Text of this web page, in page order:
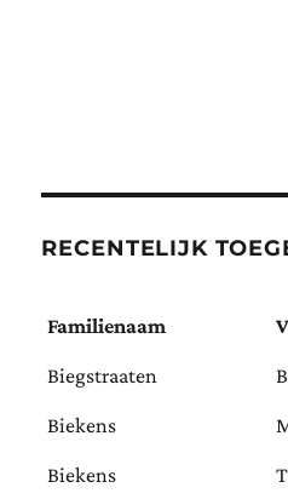
RECENTELIJK
Familienaam
Biegstraaten
Biekens
Biekens